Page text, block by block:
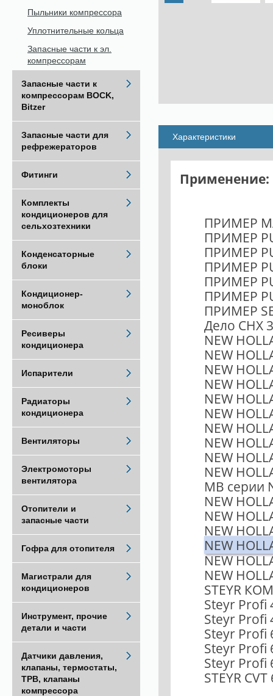
Характеристики
Применение:
ПРИМЕР
ПРИМЕР
ПРИМЕР
ПРИМЕР
ПРИМЕР
ПРИМЕР
ПРИМЕР
Дело СНХ
NEW
NEW
NEW
NEW
NEW
NEW
NEW
NEW
NEW
NEW
MB серии
NEW
NEW
NEW
NEW
NEW
NEW
STEYR
Steyr Profi
Steyr Profi
Steyr Profi
Steyr Profi
Steyr Profi
STEYR
Пыльники компрессора
Уплотнительные кольца
Запасные части к эл.
компрессорам
Запасные части к
компрессорам BOCK,
Bitzer
Запасные части для
рефрежераторов
Фитинги
Комплекты
кондиционеров для
сельхозтехники
Конденсаторные
блоки
Кондиционер-
моноблок
Ресиверы
кондиционера
Испарители
Радиаторы
кондиционера
Вентиляторы
Электромоторы
вентилятора
Отопители и
запасные части
Гофра для отопителя
Магистрали для
кондиционеров
Инструмент, прочие
детали и части
Датчики давления,
клапаны, термостаты,
ТРВ, клапаны
компрессора